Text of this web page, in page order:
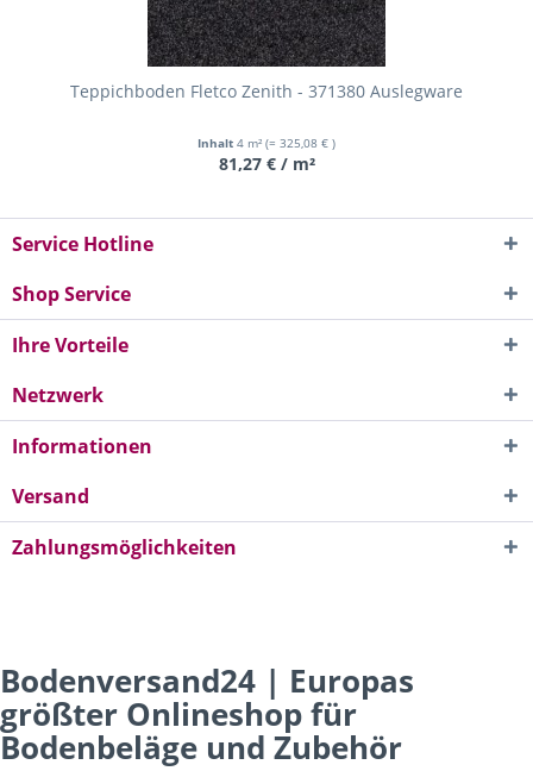
Teppichboden Fletco Zenith - 371380 Auslegware
Inhalt 4 m² (= 325,08 € )
81,27 € / m²
Service Hotline
Shop Service
Ihre Vorteile
Netzwerk
Informationen
Versand
Zahlungsmöglichkeiten
Bodenversand24 | Europas
größter Onlineshop für
Bodenbeläge und Zubehör